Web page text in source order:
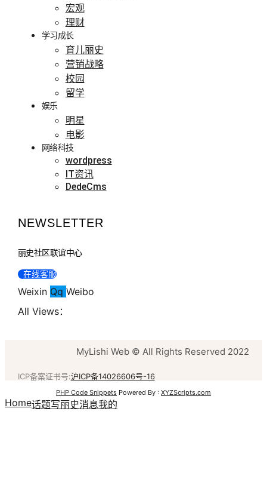
宏观
理财
学习成长
育儿丽史
营销战略
校园
留学
娱乐
明星
电影
网络科技
wordpress
IT资讯
DedeCms
NEWSLETTER
丽史社区联谊中心
在线客服
Weixin Qq Weibo
All Views：
MyLishi Web © All Rights Reserved 2022
ICP备案证书号:沪ICP备14026606号-16
PHP Code Snippets Powered By : XYZScripts.com
Home话题写丽史消息我的